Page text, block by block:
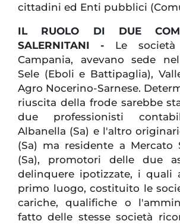
cittadini ed Enti pubblici
IL RUOLO DI DUE
SALERNITANI - Le società
Campania, avevano sede
Sele (Eboli e Battipaglia),
Agro Nocerino-Sarnese.
riuscita della frode sarebbe
due professionisti
Albanella (Sa) e l'altro
(Sa) ma residente a Mercato
(Sa), promotori delle due
delinquere ipotizzate, i quali
primo luogo, costituito le
cariche, qualifiche o
fatto delle stesse società